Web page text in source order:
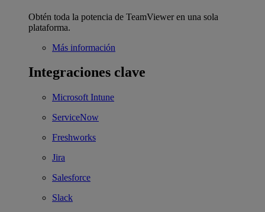
Obtén toda la potencia de TeamViewer en una sola
plataforma.
Más información
Integraciones clave
Microsoft Intune
ServiceNow
Freshworks
Jira
Salesforce
Slack